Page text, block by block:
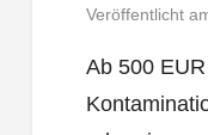
Veröffentlicht
Ab 500